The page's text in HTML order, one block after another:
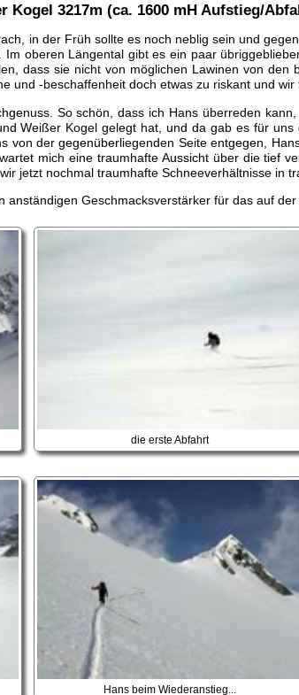
Kogel 3217m (ca. 1600 mH Aufstieg/
in der Früh sollte es noch neblig sein und
oberen Längental gibt es ein paar
dass sie nicht von möglichen Lawinen von
und -beschaffenheit doch etwas zu riskant und
So schön, dass ich Hans überreden
Weißer Kogel gelegt hat, und da gab es für
von der gegenüberliegenden Seite entgegen,
mich eine traumhafte Aussicht über die tief
jetzt nochmal traumhafte Schneeverhältnisse in
anständigen Geschmacksverstärker für das auf
die erste Abfahrt
Hans beim Wiederanstieg...